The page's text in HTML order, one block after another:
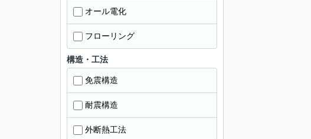
オール電化
フローリング
構造・工法
免震構造
耐震構造
外断熱工法